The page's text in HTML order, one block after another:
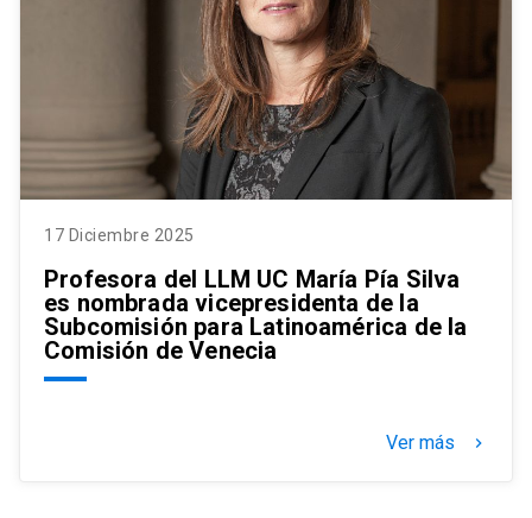
17 Diciembre 2025
Profesora del LLM UC María Pía Silva
es nombrada vicepresidenta de la
Subcomisión para Latinoamérica de la
Comisión de Venecia
Ver más keyboard_arrow_right